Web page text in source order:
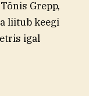
Grepp,
liitub keegi
igal